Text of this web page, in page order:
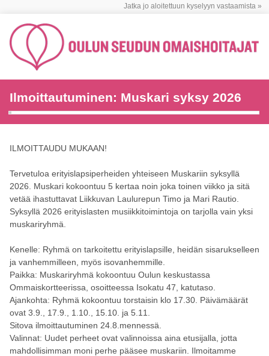
Jatka jo aloitettuun kyselyyn vastaamista »
Ilmoittautuminen: Muskari syksy 2026
ILMOITTAUDU MUKAAN!
Tervetuloa erityislapsiperheiden yhteiseen Muskariin syksyllä
2026. Muskari kokoontuu 5 kertaa noin joka toinen viikko ja sitä
vetää ihastuttavat Liikkuvan Laulurepun Timo ja Mari Rautio.
Syksyllä 2026 erityislasten musiikkitoimintoja on tarjolla vain yksi
muskariryhmä.
Kenelle: Ryhmä on tarkoitettu erityislapsille, heidän sisarukselleen
ja vanhemmilleen, myös isovanhemmille.
Paikka: Muskariryhmä kokoontuu Oulun keskustassa
Ommaiskortteerissa, osoitteessa Isokatu 47, katutaso.
Ajankohta: Ryhmä kokoontuu torstaisin klo 17.30. Päivämäärät
ovat 3.9., 17.9., 1.10., 15.10. ja 5.11.
Sitova ilmoittautuminen 24.8.mennessä.
Valinnat: Uudet perheet ovat valinnoissa aina etusijalla, jotta
mahdollisimman moni perhe pääsee muskariin. Ilmoitamme